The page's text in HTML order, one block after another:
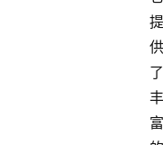
提
供
了
丰
富